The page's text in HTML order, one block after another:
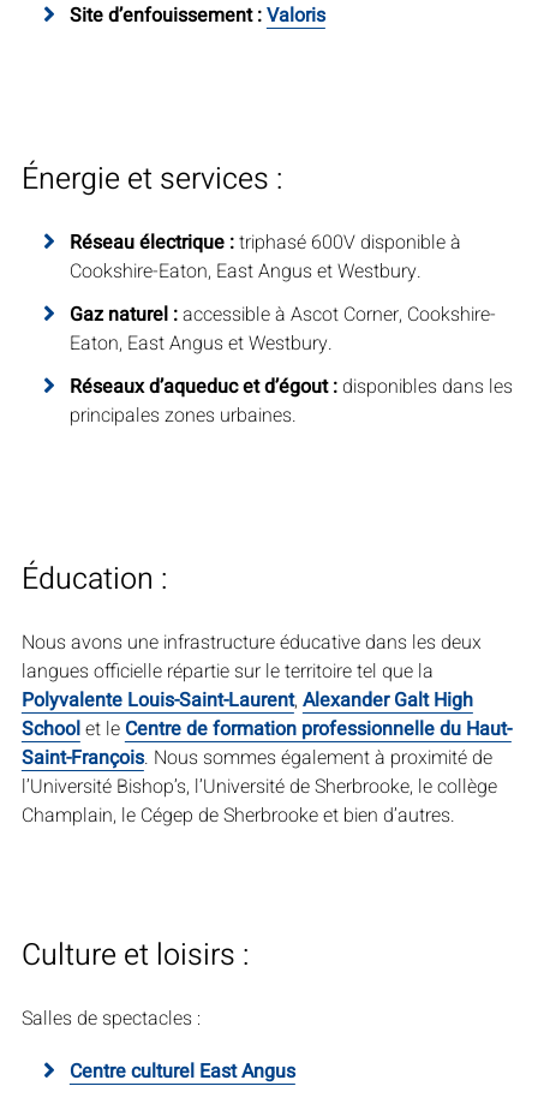
Site d’enfouissement :Valoris
Énergie et services :
Réseau électrique :triphasé 600V disponible à
Cookshire-Eaton, East Angus et Westbury.
Gaz naturel :accessible à Ascot Corner, Cookshire-
Eaton, East Angus et Westbury.
Réseaux d’aqueduc et d’égout :disponibles dans les
principales zones urbaines.
Éducation :
Nous avons une infrastructure éducative dans les deux
langues officielle répartie sur le territoire tel que la
Polyvalente Louis-Saint-Laurent, Alexander Galt High
Schoolet le Centre de formation professionnelle du Haut-
Saint-François. Nous sommes également à proximité de
l’Université Bishop’s, l’Université de Sherbrooke, le collège
Champlain, le Cégep de Sherbrooke et bien d’autres.
Culture et loisirs :
Salles de spectacles :
Centre culturel East Angus